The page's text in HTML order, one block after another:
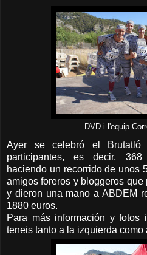
DVD i l'equip
Ayer se celebró el Brutatló
participantes, es decir, 368
haciendo un recorrido de unos
amigos foreros y bloggeros
y dieron una mano a ABDEM
1880 euros.
Para más información y
teneis tanto a la izquierda